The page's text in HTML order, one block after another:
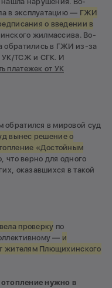
в эксплуатацию — ГЖИ
о введении в
жилмассива. Во-
обратились в ГЖИ из-за
УК/ТСЖ и СГК. И
платежек от УК
в мировой суд
вынес решение о
«Достойным
что верно для одного
оказавшихся в такой
проверку по
— и
жителям Плющихинского
отопление нужно в